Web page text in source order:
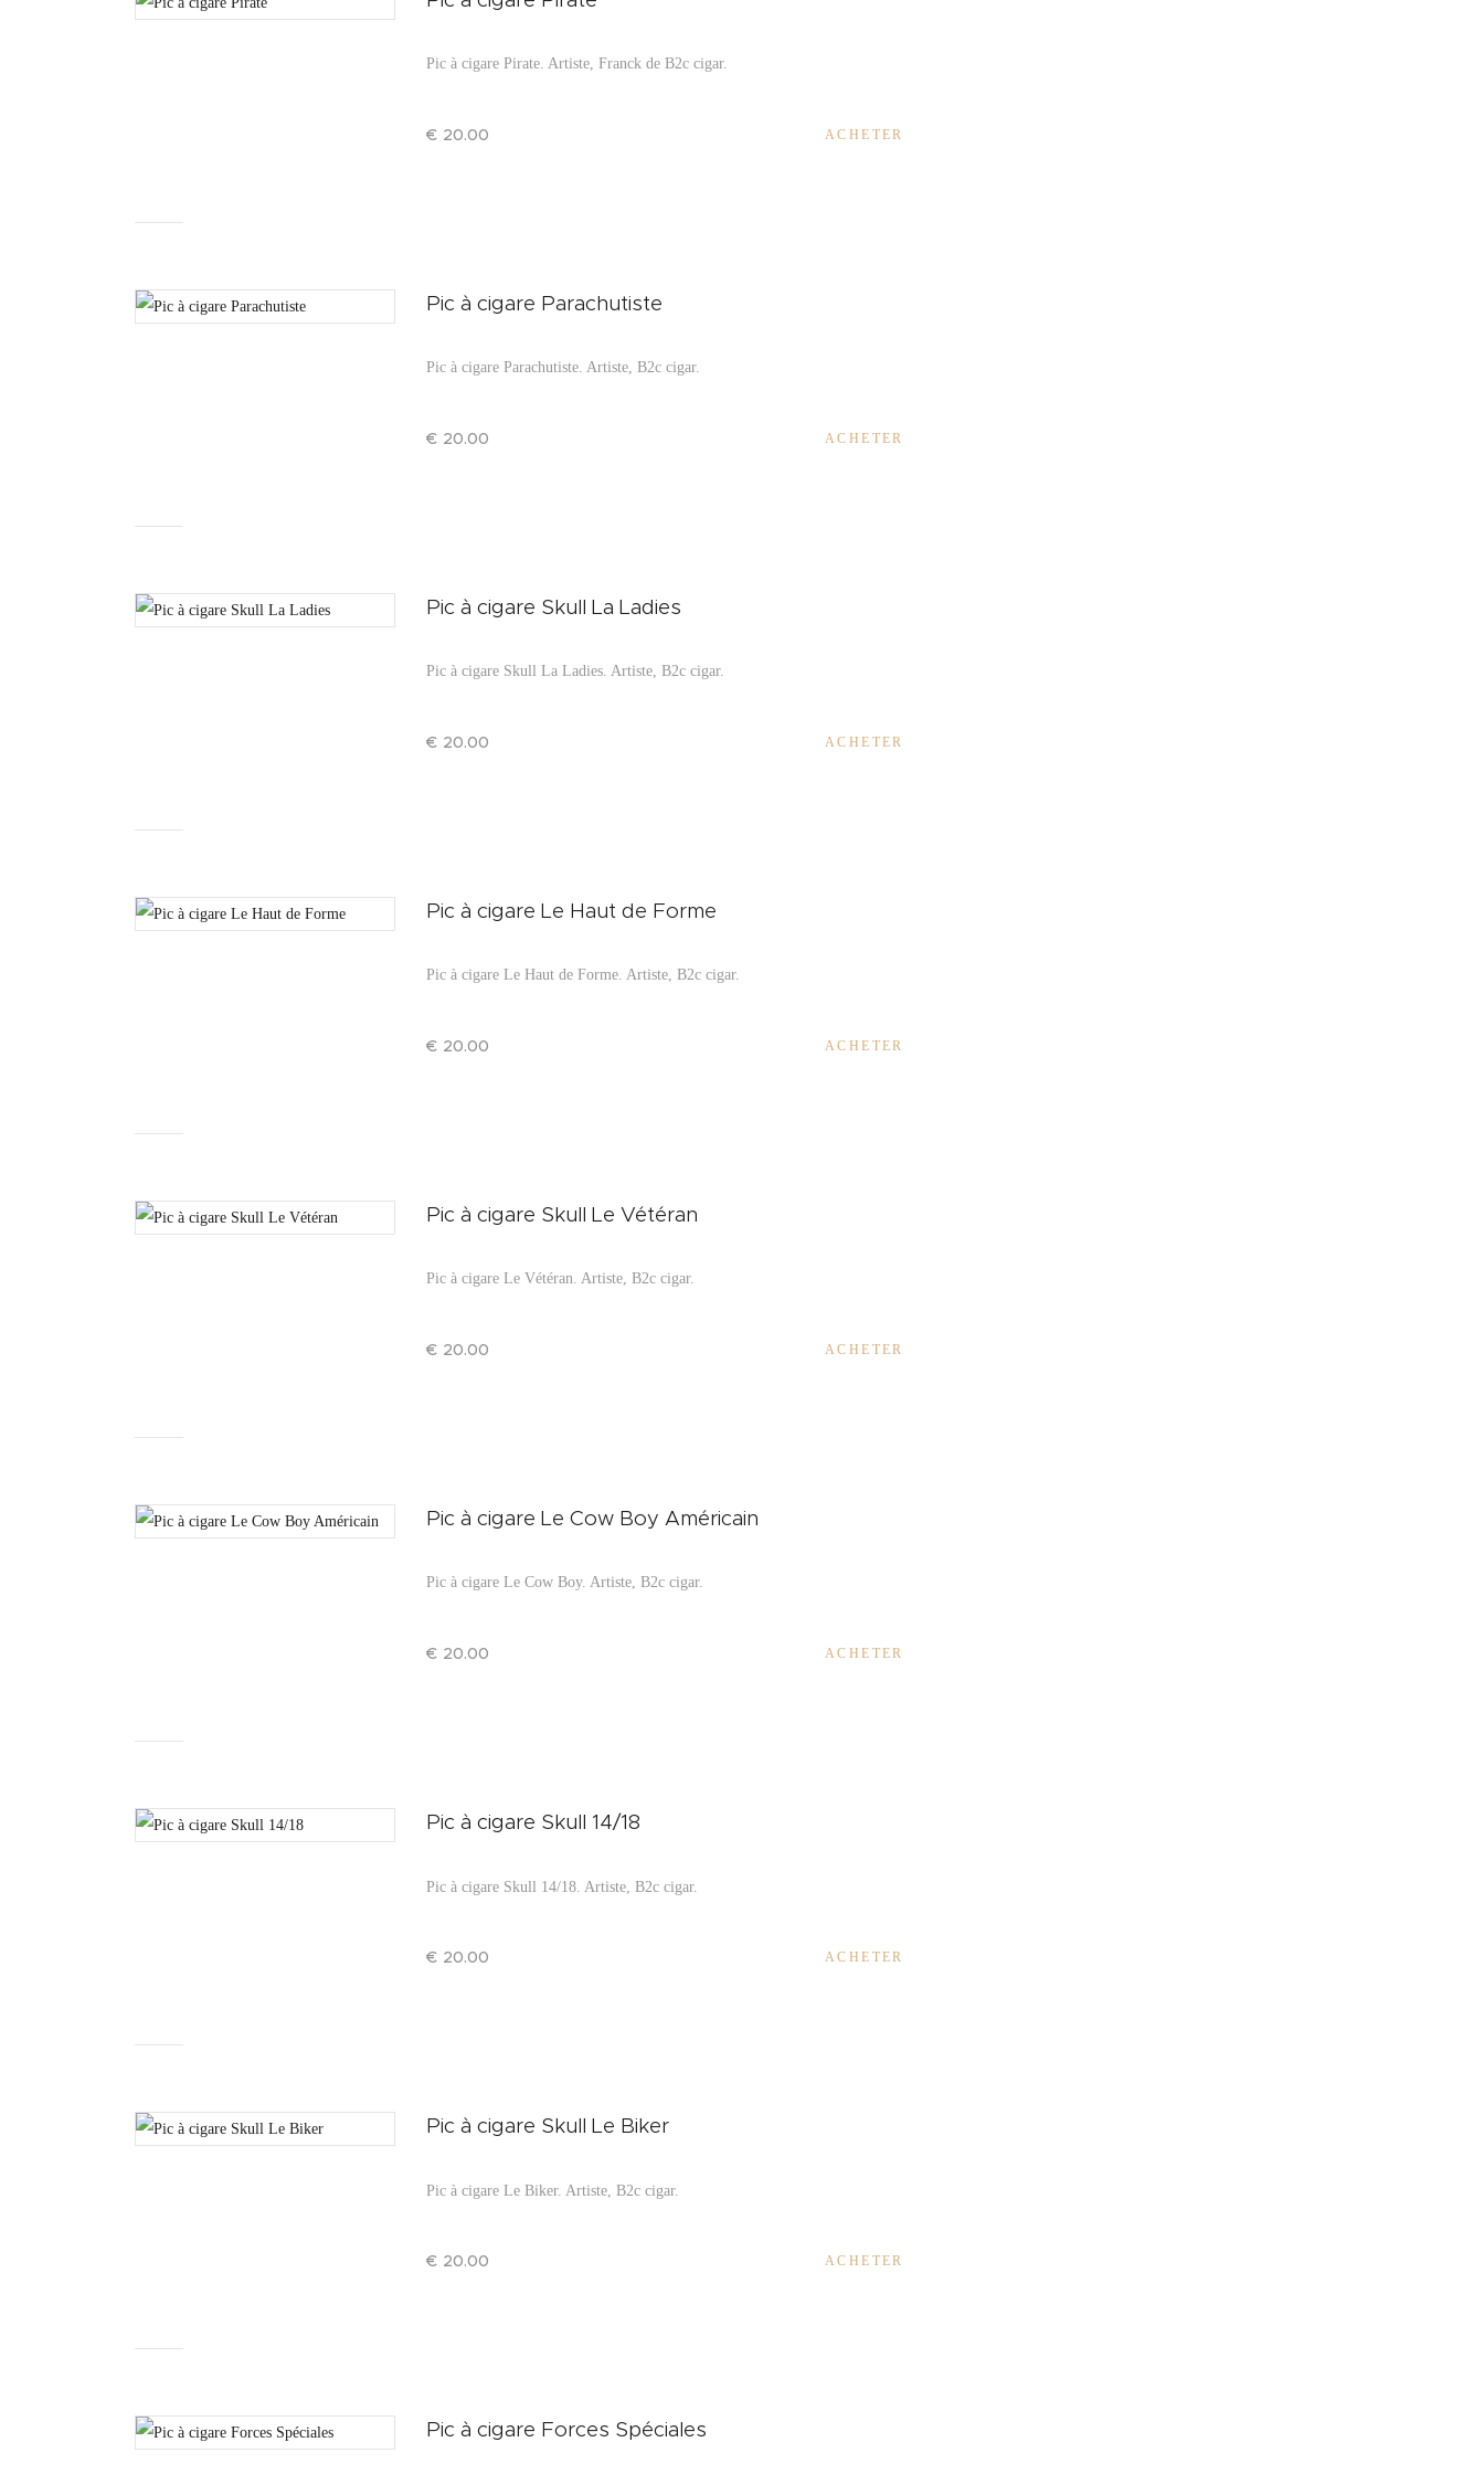
Pic à cigare Pirate. Artiste, Franck de B2c cigar.
€ 20.00 ACHETER
Pic à cigare Parachutiste
Pic à cigare Parachutiste. Artiste, B2c cigar.
€ 20.00 ACHETER
Pic à cigare Skull La Ladies
Pic à cigare Skull La Ladies. Artiste, B2c cigar.
€ 20.00 ACHETER
Pic à cigare Le Haut de Forme
Pic à cigare Le Haut de Forme. Artiste, B2c cigar.
€ 20.00 ACHETER
Pic à cigare Skull Le Vétéran
Pic à cigare Le Vétéran. Artiste, B2c cigar.
€ 20.00 ACHETER
Pic à cigare Le Cow Boy Américain
Pic à cigare Le Cow Boy. Artiste, B2c cigar.
€ 20.00 ACHETER
Pic à cigare Skull 14/18
Pic à cigare Skull 14/18. Artiste, B2c cigar.
€ 20.00 ACHETER
Pic à cigare Skull Le Biker
Pic à cigare Le Biker. Artiste, B2c cigar.
€ 20.00 ACHETER
Pic à cigare Forces Spéciales